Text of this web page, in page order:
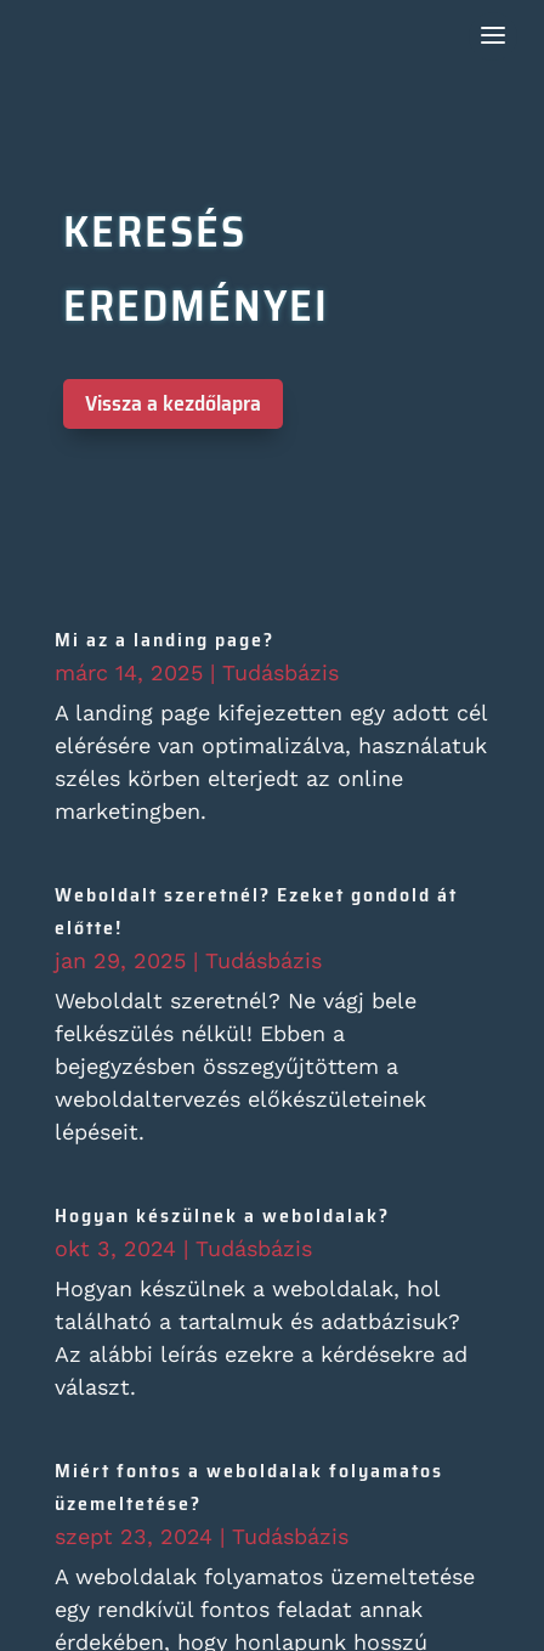
KERESÉS
EREDMÉNYEI
Vissza a kezdőlapra
Mi az a landing page?
márc 14, 2025| Tudásbázis
A landing page kifejezetten egy adott cél
elérésére van optimalizálva, használatuk
széles körben elterjedt az online
marketingben.
Weboldalt szeretnél? Ezeket gondold át
előtte!
jan 29, 2025| Tudásbázis
Weboldalt szeretnél? Ne vágj bele
felkészülés nélkül! Ebben a
bejegyzésben összegyűjtöttem a
weboldaltervezés előkészületeinek
lépéseit.
Hogyan készülnek a weboldalak?
okt 3, 2024 | Tudásbázis
Hogyan készülnek a weboldalak, hol
található a tartalmuk és adatbázisuk?
Az alábbi leírás ezekre a kérdésekre ad
választ.
Miért fontos a weboldalak folyamatos
üzemeltetése?
szept 23, 2024 | Tudásbázis
A weboldalak folyamatos üzemeltetése
egy rendkívül fontos feladat annak
érdekében, hogy honlapunk hosszú